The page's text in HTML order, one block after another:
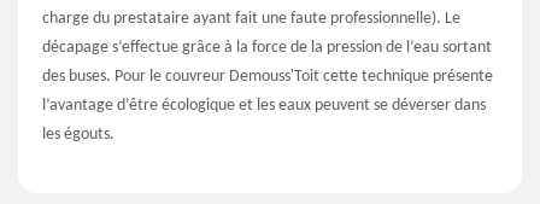
charge du prestataire ayant fait une faute professionnelle). Le
décapage s’effectue grâce à la force de la pression de l’eau sortant
des buses. Pour le couvreur Demouss'Toit cette technique présente
l’avantage d’être écologique et les eaux peuvent se déverser dans
les égouts.